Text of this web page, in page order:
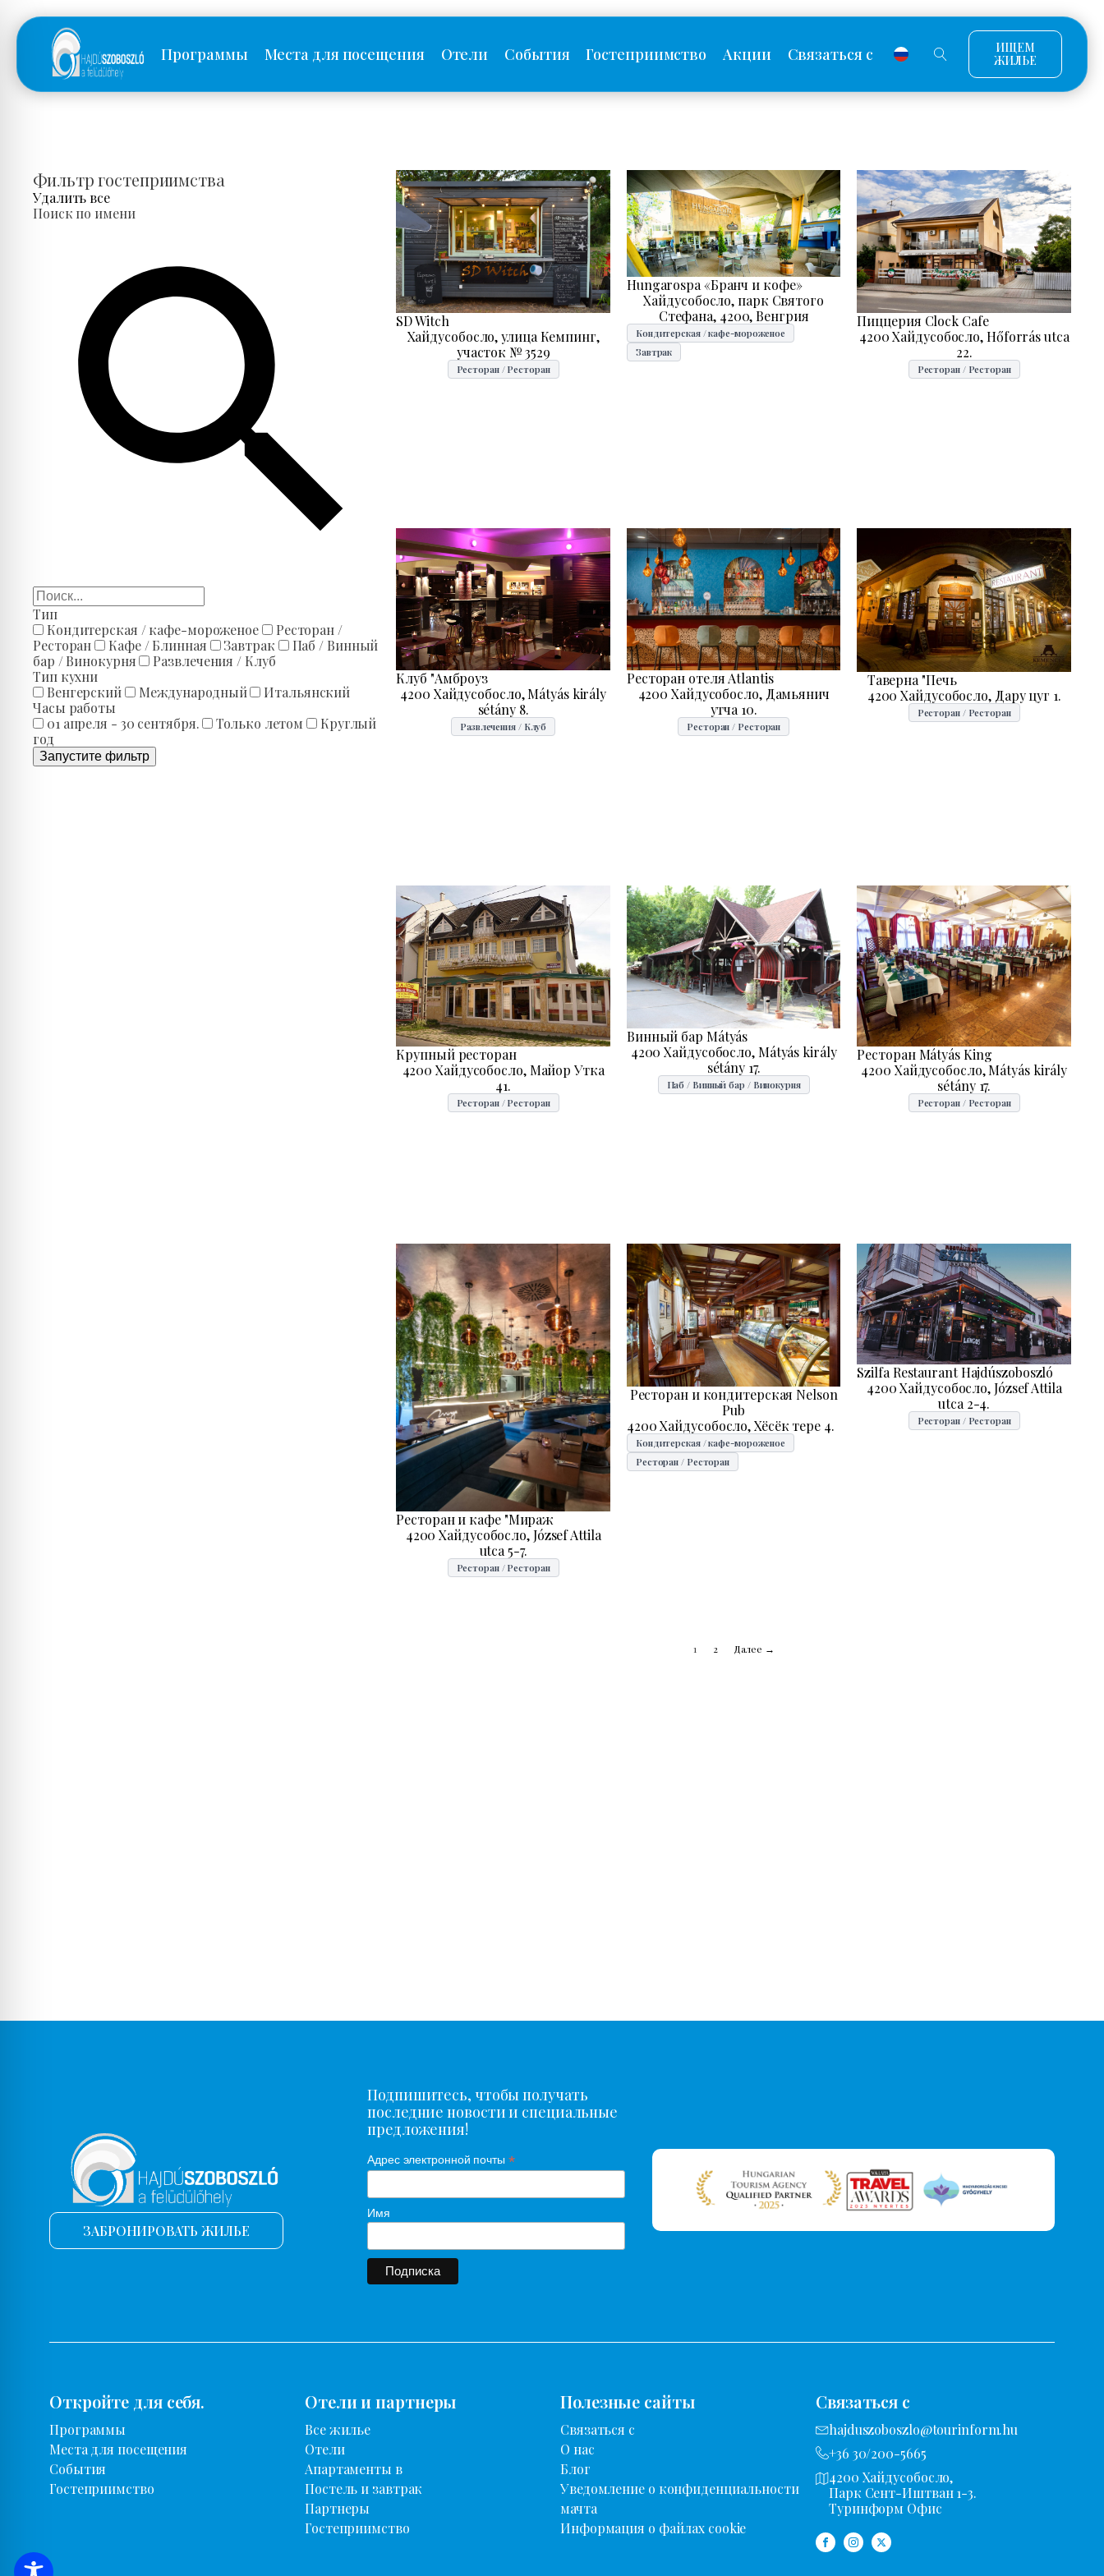
Программы Места для посещения Отели События Гостеприимство Акции Связаться с
ИЩЕМ
ЖИЛЬЕ
Фильтр гостеприимства
Удалить все
Поиск по имени
Тип
Кондитерская / кафе-мороженое
Ресторан /
Ресторан
Кафе / Блинная Завтрак
Паб / Винный
бар / Винокурня
Развлечения / Клуб
Тип кухни
Венгерский
Международный
Итальянский
Часы работы
01 апреля - 30 сентября.
Только летом
Круглый
год
Запустите фильтр
SD Witch
Хайдусобосло, улица Кемпинг,
участок № 3529
Ресторан / Ресторан
Hungarospa «Бранч и кофе»
Хайдусобосло, парк Святого
Стефана, 4200, Венгрия
Кондитерская / кафе-мороженое
Завтрак
Пиццерия Clock Cafe
4200 Хайдусобосло, Hőforrás utca
22.
Ресторан / Ресторан
Клуб "Амброуз
4200 Хайдусобосло, Mátyás király
sétány 8.
Развлечения / Клуб
Ресторан отеля Atlantis
4200 Хайдусобосло, Дамьянич
утча 10.
Ресторан / Ресторан
Таверна "Печь
4200 Хайдусобосло, Дару цуг 1.
Ресторан / Ресторан
Крупный ресторан
4200 Хайдусобосло, Майор Утка
41.
Ресторан / Ресторан
Винный бар Mátyás
4200 Хайдусобосло, Mátyás király
sétány 17.
Паб / Винный бар / Винокурня
Ресторан Mátyás King
4200 Хайдусобосло, Mátyás király
sétány 17.
Ресторан / Ресторан
Ресторан и кафе "Мираж
4200 Хайдусобосло, József Attila
utca 5-7.
Ресторан / Ресторан
Ресторан и кондитерская Nelson
Pub
4200 Хайдусобосло, Хёсёк тере 4.
Кондитерская / кафе-мороженое
Ресторан / Ресторан
Szilfa Restaurant Hajdúszoboszló
4200 Хайдусобосло, József Attila
utca 2-4.
Ресторан / Ресторан
1 2 Далее →
ЗАБРОНИРОВАТЬ ЖИЛЬЕ
Подпишитесь, чтобы получать
последние новости и специальные
предложения!
Адрес электронной почты *
Имя
Откройте для себя.
Программы
Места для посещения
События
Гостеприимство
Отели и партнеры
Все жилье
Отели
Апартаменты в
Постель и завтрак
Партнеры
Гостеприимство
Полезные сайты
Связаться с
О нас
Блог
Уведомление о конфиденциальности
мачта
Информация о файлах cookie
Связаться с
hajduszoboszlo@tourinform.hu
+36 30/200-5665
4200 Хайдусобосло,
Парк Сент-Иштван 1-3.
Туринформ Офис